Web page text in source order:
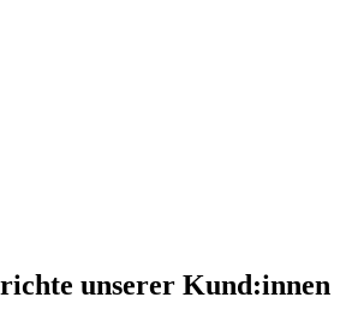
unserer Kund:innen